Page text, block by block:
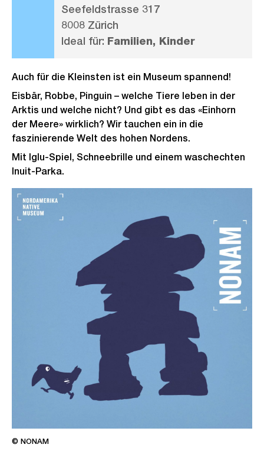
Seefeldstrasse 317
8008 Zürich
Ideal für: Familien, Kinder
Auch für die Kleinsten ist ein Museum spannend!
Eisbär, Robbe, Pinguin – welche Tiere leben in der
Arktis und welche nicht? Und gibt es das «Einhorn
der Meere» wirklich? Wir tauchen ein in die
faszinierende Welt des hohen Nordens.
Mit Iglu-Spiel, Schneebrille und einem waschechten
Inuit-Parka.
© NONAM